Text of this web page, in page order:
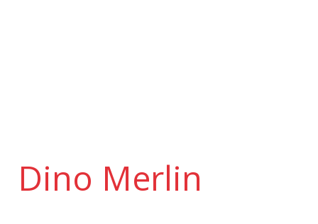
Dino Merlin